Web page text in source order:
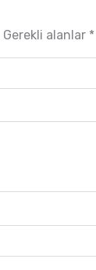
Gerekli alanlar *